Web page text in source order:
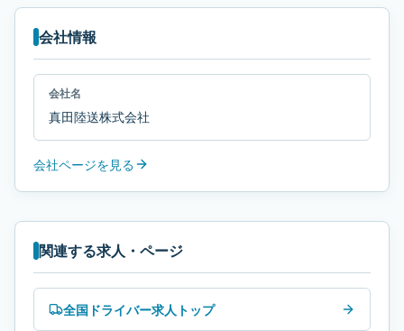
会社情報
会社名
真田陸送株式会社
会社ページを見る
関連する求人・ページ
全国ドライバー求人トップ